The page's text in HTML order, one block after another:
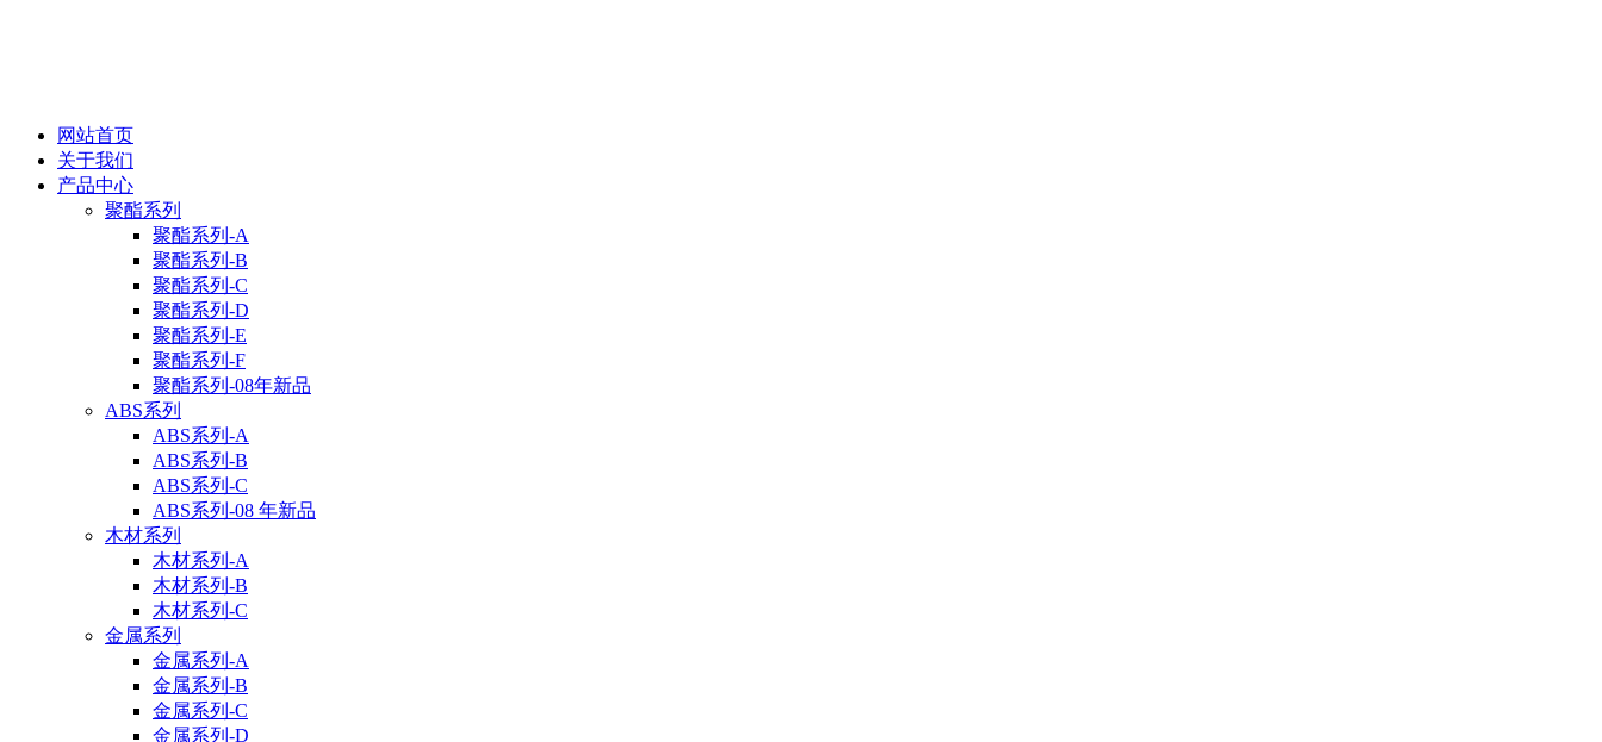
网站首页
关于我们
产品中心
聚酯系列
聚酯系列-A
聚酯系列-B
聚酯系列-C
聚酯系列-D
聚酯系列-E
聚酯系列-F
聚酯系列-08年新品
ABS系列
ABS系列-A
ABS系列-B
ABS系列-C
ABS系列-08 年新品
木材系列
木材系列-A
木材系列-B
木材系列-C
金属系列
金属系列-A
金属系列-B
金属系列-C
金属系列-D